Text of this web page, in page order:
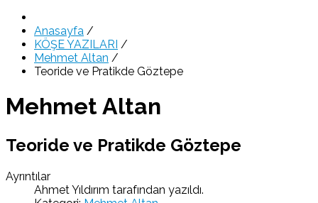
Anasayfa /
KÖŞE YAZILARI /
Mehmet Altan /
Teoride ve Pratikde Göztepe
Mehmet Altan
Teoride ve Pratikde Göztepe
Ayrıntılar
Ahmet Yıldırım tarafından yazıldı.